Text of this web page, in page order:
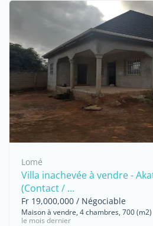
Lomé
Villa inachevée à vendre -
(Contact / ...
Fr 19,000,000 / Négociable
Maison à vendre, 4 chambres, 700 (m2)
le mois dernier